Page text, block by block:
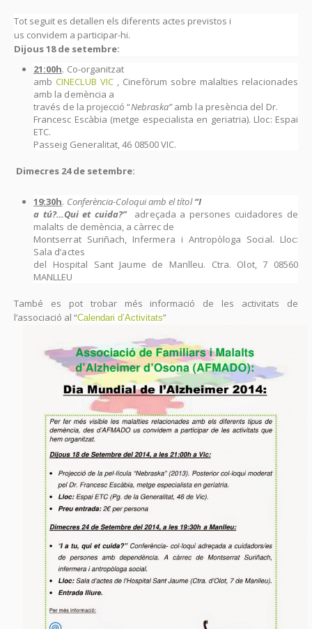
Tot seguit es detallen els diferents actes previstos i
us convidem a participar-hi.
Dijous 18 de setembre:
21:00h. Co-organitzat
ambCINECLUB VIC, Cinefòrum sobre malalties relacionades
amb la demència a
través de la projecció “Nebraska”amb la presència del Dr.
Francesc Escàbia (metge especialista en geriatria). Lloc: Espai
ETC.
Passeig Generalitat, 46 08500 VIC.
Dimecres 24 de setembre:
19:30h. Conferència-Coloqui amb el títol“I
a tú?…Qui et cuida?”
adreçada a persones cuidadores de
malalts de demència, a càrrec de
Montserrat Suriñach, Infermera i Antropòloga Social. Lloc:
Sala d’actes
del Hospital Sant Jaume de Manlleu. Ctra. Olot, 7 08560
MANLLEU
També es pot trobar més informació de les activitats de
l’associació al “Calendari d’Activitats”